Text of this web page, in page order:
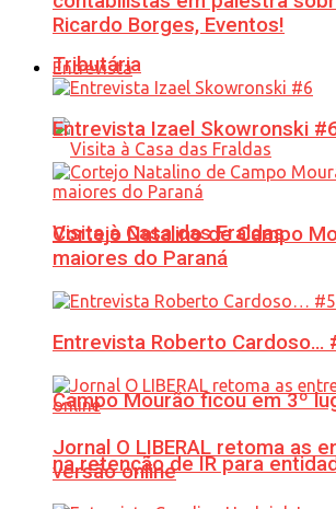
Tributária
Visita à Casa das Fraldas
Campo Mourão ficou em 3º
na retenção de IR para
Ricardo Borges, Eventos!
Entrevista
Entrevista Izael Skowronski
Cortejo Natalino de Campo
maiores do Paraná
Entrevista Roberto Cardoso…
Jornal O LIBERAL retoma as
versão online